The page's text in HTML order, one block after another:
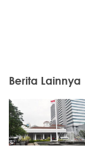
Berita Lainnya